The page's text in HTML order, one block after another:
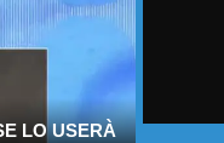
LO USERÀ